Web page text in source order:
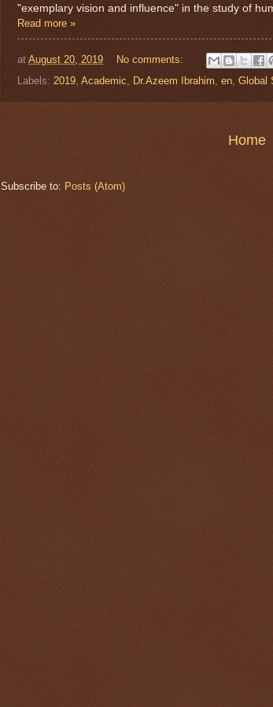
"exemplary vision and influence" in the study of
Read more »
at August 20, 2019
No comments:
Labels: 2019 Academic Dr.Azeem Ibrahim en Global
Home
Subscribe to: Posts (Atom)